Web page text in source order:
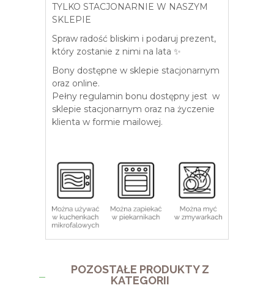
TYLKO STACJONARNIE W NASZYM
SKLEPIE
Spraw radość bliskim i podaruj prezent,
który zostanie z nimi na lata ✨
Bony dostępne w sklepie stacjonarnym
oraz online.
Pełny regulamin bonu dostępny jest w
sklepie stacjonarnym oraz na życzenie
klienta w formie mailowej.
POZOSTAŁE PRODUKTY Z
KATEGORII